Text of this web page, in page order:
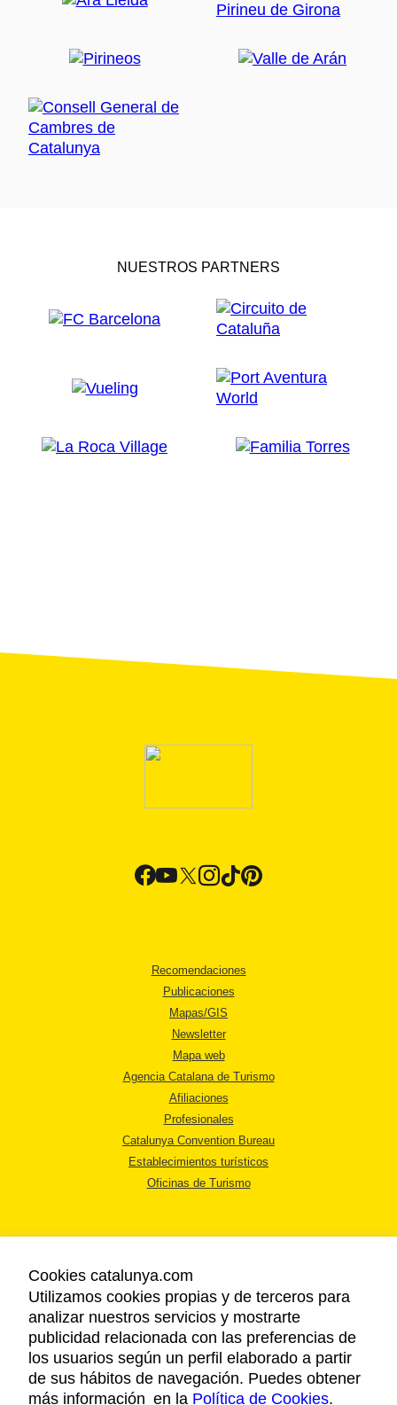
NUESTROS PARTNERS
Recomendaciones
Publicaciones
Mapas/GIS
Newsletter
Mapa web
Agencia Catalana de Turismo
Afiliaciones
Profesionales
Catalunya Convention Bureau
Establecimientos turísticos
Oficinas de Turismo
AVISO LEGAL
POLÍTICA DE PRIVACIDAD
COOKIES
ACCESSIBILIDAD
Cookies catalunya.com
Utilizamos cookies propias y de terceros para
analizar nuestros servicios y mostrarte
publicidad relacionada con las preferencias de
los usuarios según un perfil elaborado a partir
de sus hábitos de navegación. Puedes obtener
más información en la Política de Cookies.